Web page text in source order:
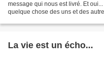
message qui nous est livré. Et
quelque chose des uns et des
La vie est un écho...